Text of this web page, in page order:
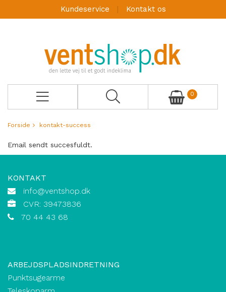
Kundeservice Kontakt os
0
Forside kontakt-success
Email sendt succesfuldt.
KONTAKT
info@ventshop.dk
CVR: 39473836
70 44 43 68
ARBEJDSPLADSINDRETNING
Punktsugearme